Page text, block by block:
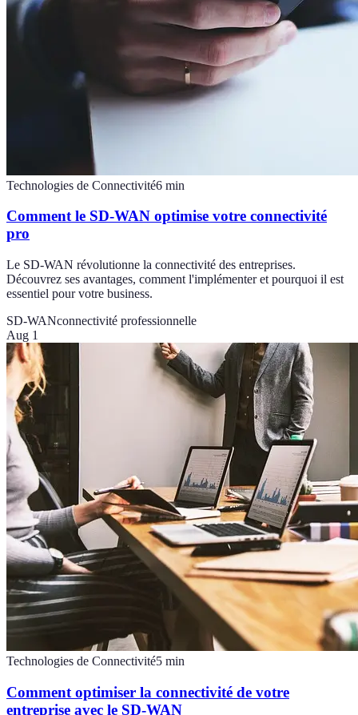
Technologies de Connectivité6 min
Comment le SD-WAN optimise votre connectivité
pro
Le SD-WAN révolutionne la connectivité des entreprises.
Découvrez ses avantages, comment l'implémenter et pourquoi il est
essentiel pour votre business.
SD-WANconnectivité professionnelle
Aug 1
Technologies de Connectivité5 min
Comment optimiser la connectivité de votre
entreprise avec le SD-WAN